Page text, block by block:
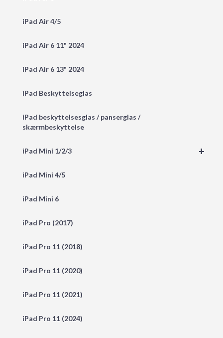
iPad Air 4/5
iPad Air 6 11" 2024
iPad Air 6 13" 2024
iPad Beskyttelseglas
iPad beskyttelsesglas / panserglas /
skærmbeskyttelse
+
iPad Mini 1/2/3
iPad Mini 4/5
iPad Mini 6
iPad Pro (2017)
iPad Pro 11 (2018)
iPad Pro 11 (2020)
iPad Pro 11 (2021)
iPad Pro 11 (2024)